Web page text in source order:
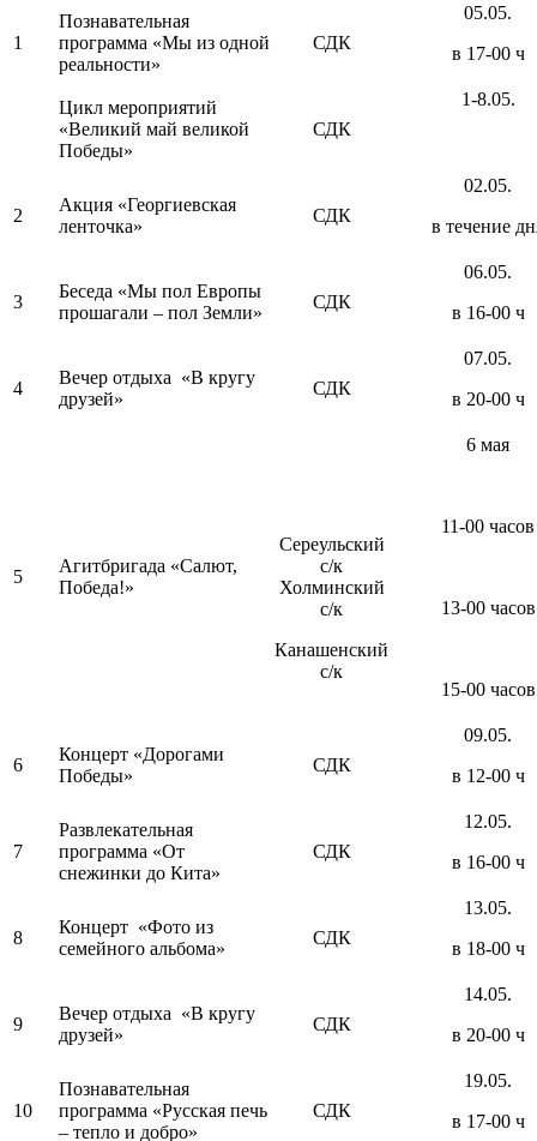
1
Познавательная
программа «Мы из одной
реальности»
СДК
05.05.
в 17-00 ч
Цикл мероприятий
«Великий май великой
Победы»
СДК
1-8.05.
2
Акция «Георгиевская
ленточка»
СДК
02.05.
в течение
3
Беседа «Мы пол Европы
прошагали – пол Земли»
СДК
06.05.
в 16-00 ч
4
Вечер отдыха «В кругу
друзей»
СДК
07.05.
в 20-00 ч
5
Агитбригада «Салют,
Победа!»
Сереульский
с/к
Холминский
с/к
Канашенский
с/к
6 мая
11-00 часов
13-00 часов
15-00 часов
6
Концерт «Дорогами
Победы»
СДК
09.05.
в 12-00 ч
7
Развлекательная
программа «От
снежинки до Кита»
СДК
12.05.
в 16-00 ч
8
Концерт «Фото из
семейного альбома»
СДК
13.05.
в 18-00 ч
9
Вечер отдыха «В кругу
друзей»
СДК
14.05.
в 20-00 ч
10
Познавательная
программа «Русская печь
– тепло и добро»
СДК
19.05.
в 17-00 ч